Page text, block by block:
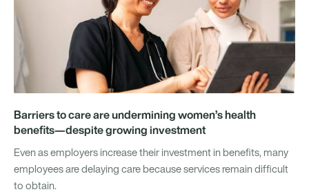
Barriers to care are undermining women’s health
benefits—despite growing investment
Even as employers increase their investment in benefits, many
employees are delaying care because services remain difficult
to obtain.